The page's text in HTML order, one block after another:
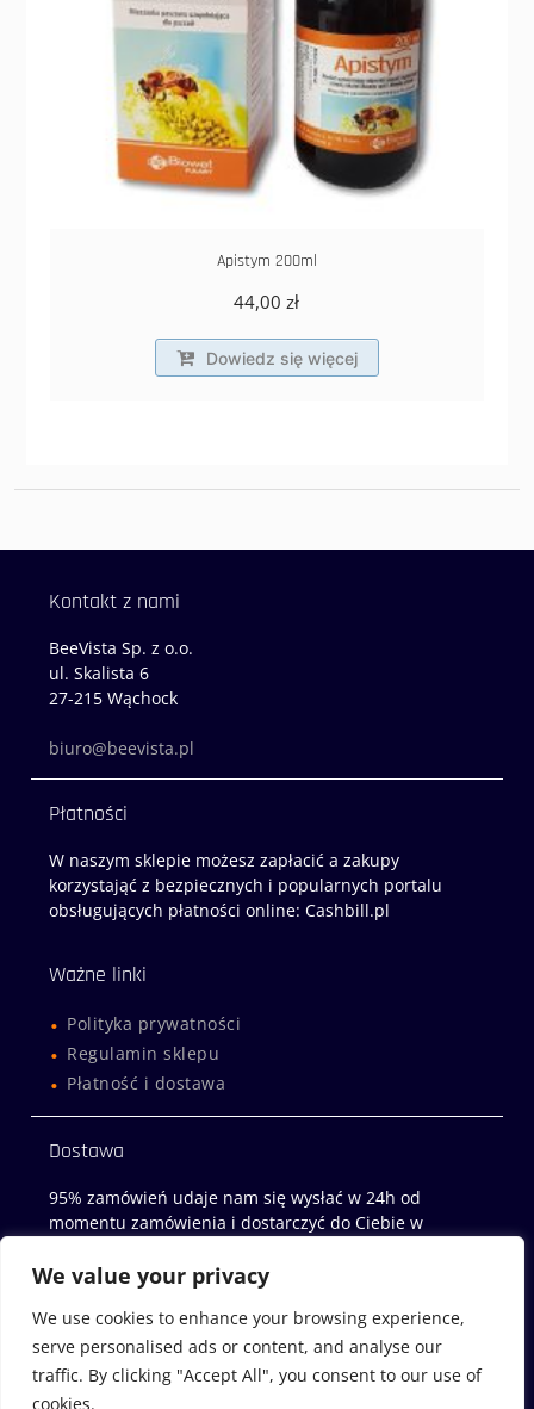
We value your privacy
We use cookies to enhance your browsing experience,
serve personalised ads or content, and analyse our
traffic. By clicking "Accept All", you consent to our use of
cookies.
Apistym 200ml
44,00zł
Dowiedz się więcej
Kontakt z nami
BeeVista Sp. z o.o.
ul. Skalista 6
27-215 Wąchock
biuro@beevista.pl
Płatności
W naszym sklepie możesz zapłacić a zakupy
korzystająć z bezpiecznych i popularnych portalu
obsługujących płatności online: Cashbill.pl
Ważne linki
Polityka prywatności
Regulamin sklepu
Płatność i dostawa
Dostawa
95% zamówień udaje nam się wysłać w 24h od
momentu zamówienia i dostarczyć do Ciebie w
Sklep z miodami
Miody-Wachock.pl